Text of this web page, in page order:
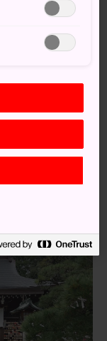
士，車程約 1 個
分鐘即可抵達
，騎車（約 10
）。